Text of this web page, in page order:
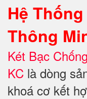
Hệ
Thông
Két Bạc
KC là dòng
khoá cơ kết